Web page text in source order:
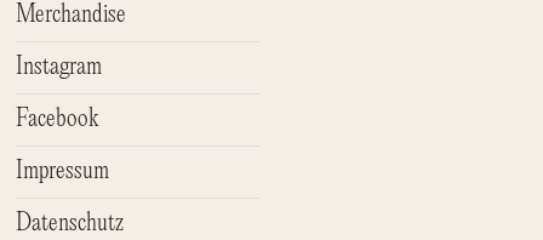
Merchandise
Instagram
Facebook
Impressum
Datenschutz